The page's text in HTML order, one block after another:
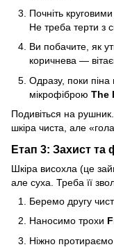
Почніть
Не треба терти з
Ви побачите, як
коричнева —
Одразу, поки
мікрофіброю The
Подивіться на
шкіра чиста, але
Етап 3: Захист та
Шкіра висохла (це
але суха. Треба її
Беремо другу
Наносимо трохи
Ніжно